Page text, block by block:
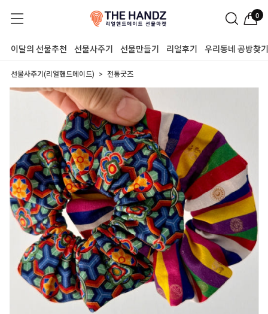
0
이달의 선물추천 선물사주기 선물만들기 리얼후기 우리동네 공방찾기
선물사주기(리얼핸드메이드) 전통굿즈